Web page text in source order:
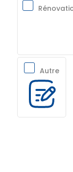
Autre